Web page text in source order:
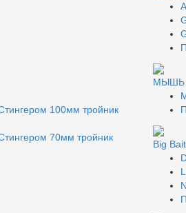
100мм тройник
70мм тройник
МЫШЬ
Big